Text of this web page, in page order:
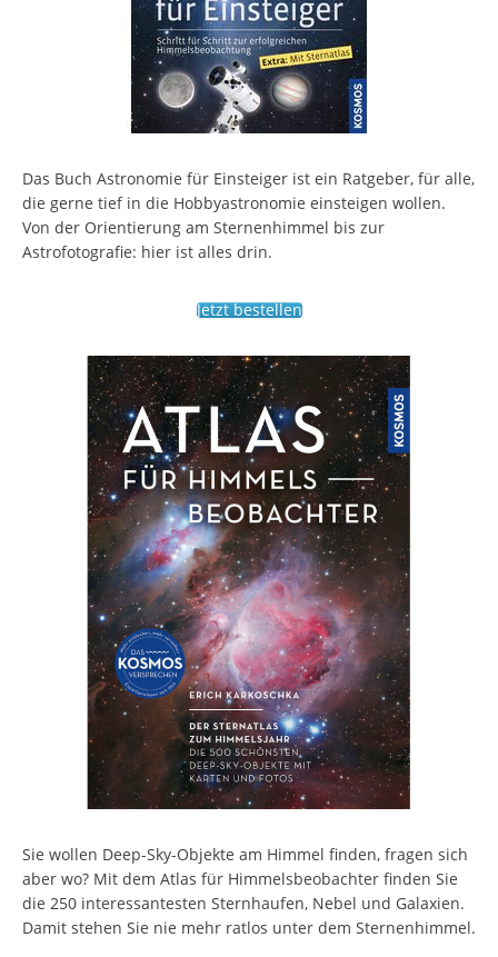
Das Buch Astronomie für Einsteiger ist ein Ratgeber, für alle,
die gerne tief in die Hobbyastronomie einsteigen wollen.
Von der Orientierung am Sternenhimmel bis zur
Astrofotografie: hier ist alles drin.
Jetzt bestellen
Sie wollen Deep-Sky-Objekte am Himmel finden, fragen sich
aber wo? Mit dem Atlas für Himmelsbeobachter finden Sie
die 250 interessantesten Sternhaufen, Nebel und Galaxien.
Damit stehen Sie nie mehr ratlos unter dem Sternenhimmel.